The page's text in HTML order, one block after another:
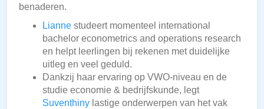
benaderen.
Lianne studeert momenteel international
bachelor econometrics and operations research
en helpt leerlingen bij rekenen met duidelijke
uitleg en veel geduld.
Dankzij haar ervaring op VWO-niveau en de
studie economie & bedrijfskunde, legt
Suventhiny lastige onderwerpen van het vak